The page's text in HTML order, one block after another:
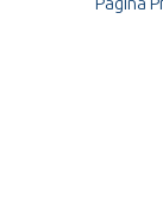
Fale com